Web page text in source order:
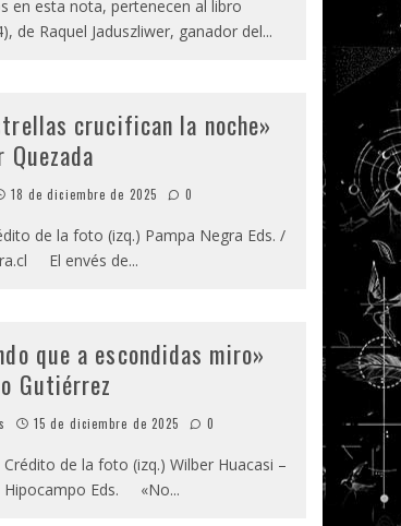
en esta nota, pertenecen al libro
de Raquel Jaduszliwer, ganador del...
crucifican la noche»
18 de diciembre de 2025 0
de la foto (izq.) Pampa Negra Eds. /
El envés de...
que a escondidas miro»
Gutiérrez
15 de diciembre de 2025 0
de la foto (izq.) Wilber Huacasi –
Hipocampo Eds. «No...